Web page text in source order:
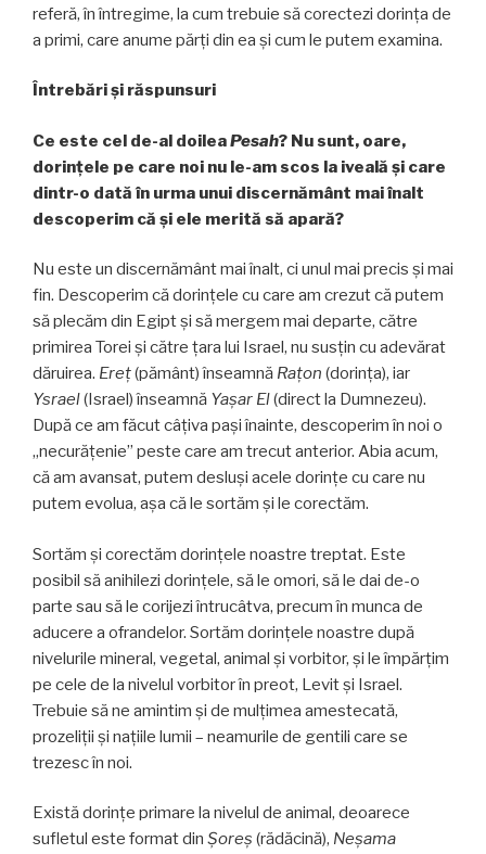
referă, în întregime, la cum trebuie să corectezi dorința de
a primi, care anume părți din ea și cum le putem examina.
Întrebări şi răspunsuri
Ce este cel de-al doileaPesah? Nu sunt, oare,
dorințele pe care noi nu le-am scos la iveală şi care
dintr-o dată în urma unui discernământ mai înalt
descoperim că și ele merită să apară?
Nu este un discernământ mai înalt, ci unul mai precis și mai
fin. Descoperim că dorințele cu care am crezut că putem
să plecăm din Egipt și să mergem mai departe, către
primirea Torei și către țara lui Israel, nu susțin cu adevărat
dăruirea. Ereț(pământ) înseamnă Rațon (dorința), iar
Ysrael(Israel) înseamnă Yașar El(direct la Dumnezeu).
După ce am făcut câțiva pași înainte, descoperim în noi o
„necurăţenie” peste care am trecut anterior. Abia acum,
că am avansat, putem desluşi acele dorințe cu care nu
putem evolua, aşa că le sortăm și le corectăm.
Sortăm și corectăm dorințele noastre treptat. Este
posibil să anihilezi dorințele, să le omori, să le dai de-o
parte sau să le corijezi întrucâtva, precum în munca de
aducere a ofrandelor. Sortăm dorințele noastre după
nivelurile mineral, vegetal, animal și vorbitor, și le împărțim
pe cele de la nivelul vorbitor în preot, Levit și Israel.
Trebuie să ne amintim şi de mulțimea amestecată,
prozeliții și națiile lumii – neamurile de gentili care se
trezesc în noi.
Există dorințe primare la nivelul de animal, deoarece
sufletul este format din Șoreș (rădăcină), Neșama